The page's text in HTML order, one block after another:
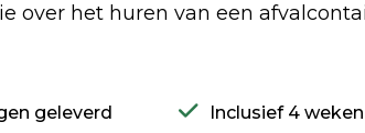
over het huren van een
geleverd Inclusief 4